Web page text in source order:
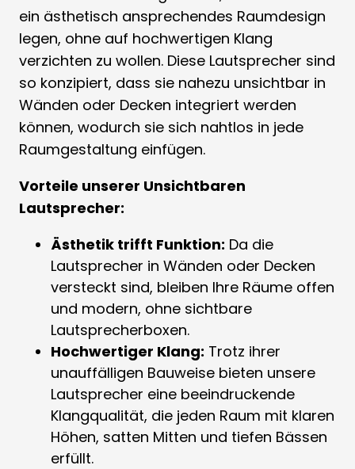
ein ästhetisch ansprechendes Raumdesign
legen, ohne auf hochwertigen Klang
verzichten zu wollen. Diese Lautsprecher sind
so konzipiert, dass sie nahezu unsichtbar in
Wänden oder Decken integriert werden
können, wodurch sie sich nahtlos in jede
Raumgestaltung einfügen.
Vorteile unserer Unsichtbaren
Lautsprecher:
Ästhetik trifft Funktion: Da die
Lautsprecher in Wänden oder Decken
versteckt sind, bleiben Ihre Räume offen
und modern, ohne sichtbare
Lautsprecherboxen.
Hochwertiger Klang: Trotz ihrer
unauffälligen Bauweise bieten unsere
Lautsprecher eine beeindruckende
Klangqualität, die jeden Raum mit klaren
Höhen, satten Mitten und tiefen Bässen
erfüllt.